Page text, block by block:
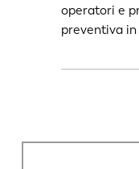
operatori e
preventiva